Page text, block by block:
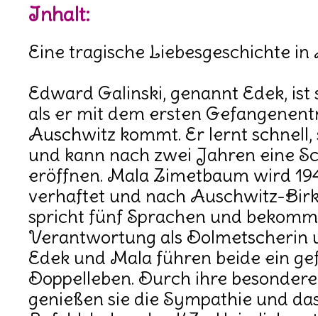
Inhalt:
Eine tragische Liebesgeschichte
Edward Galinski, genannt Edek,
als er mit dem ersten
Auschwitz kommt. Er lernt schnell,
und kann nach zwei Jahren eine
eröffnen. Mala Zimetbaum wird
verhaftet und nach Auschwitz-
spricht fünf Sprachen und
Verantwortung als Dolmetscherin
Edek und Mala führen beide ein
Doppelleben. Durch ihre
genießen sie die Sympathie und